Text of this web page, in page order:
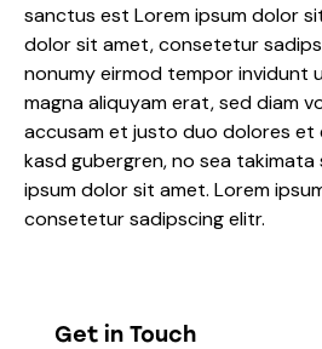
sanctus est Lorem ipsum dolor
dolor sit amet, consetetur
nonumy eirmod tempor invidunt
magna aliquyam erat, sed diam
accusam et justo duo dolores et
kasd gubergren, no sea
ipsum dolor sit amet. Lorem
consetetur sadipscing elitr.
Get in Touch